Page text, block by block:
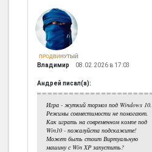
ПРОДВИНУТЫЙ
Владимир 08.02.2026 в 17:03
Андрей писал(а):
Игра - жуткий тормоз под Windows 10.
Режимы совместимости не помогают.
Как играть на современном компе под
Win10 - пожалуйста подскажите!
Может быть стоит Виртуальную
машину с Win XP запустить?